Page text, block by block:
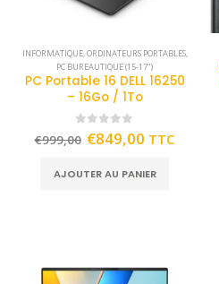
INFORMATIQUE,ORDINATEURS PORTABLES,
PC BUREAUTIQUE (15-17")
PC Portable 16 DELL 16250
– 16Go / 1To
out of 5
€999,00 €849,00 TTC
AJOUTER AU PANIER